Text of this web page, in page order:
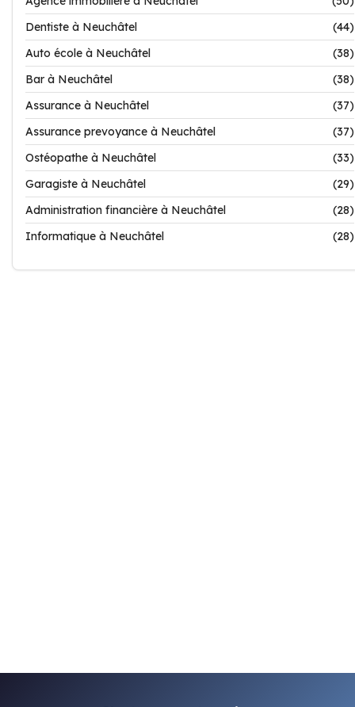
Dentiste à Neuchâtel
(44)
Auto école à Neuchâtel
(38)
Bar à Neuchâtel
(38)
Assurance à Neuchâtel
(37)
Assurance prevoyance à Neuchâtel
(37)
Ostéopathe à Neuchâtel
(33)
Garagiste à Neuchâtel
(29)
Administration financière à Neuchâtel
(28)
Informatique à Neuchâtel
(28)